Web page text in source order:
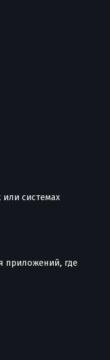
системах
приложений, где